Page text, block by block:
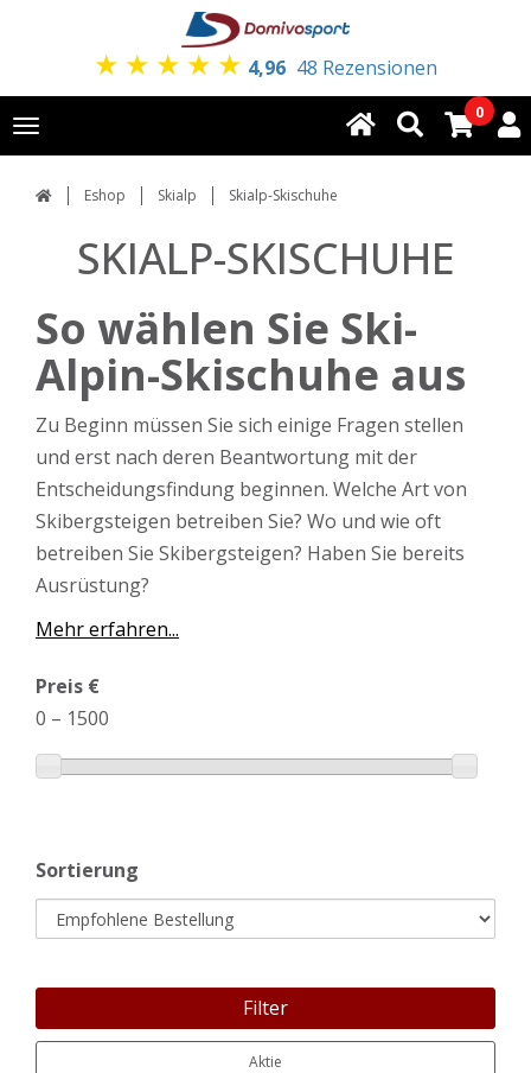
★ ★ ★ ★ ★ 4,96 48 Rezensionen
Toggle
navigation
0
Eshop Skialp Skialp-Skischuhe
SKIALP-SKISCHUHE
So wählen Sie Ski-
Alpin-Skischuhe aus
Zu Beginn müssen Sie sich einige Fragen stellen
und erst nach deren Beantwortung mit der
Entscheidungsfindung beginnen. Welche Art von
Skibergsteigen betreiben Sie? Wo und wie oft
betreiben Sie Skibergsteigen? Haben Sie bereits
Ausrüstung?
Mehr erfahren...
Preis €
0 – 1500
Sortierung
Filter
Aktie